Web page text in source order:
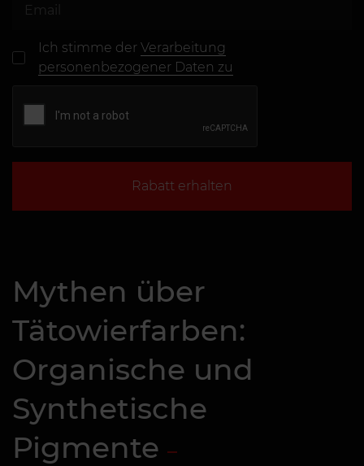
Ich stimme derVerarbeitung
personenbezogener Daten zu
Rabatt erhalten
Mythen über
Tätowierfarben:
Organische und
Synthetische
Pigmente